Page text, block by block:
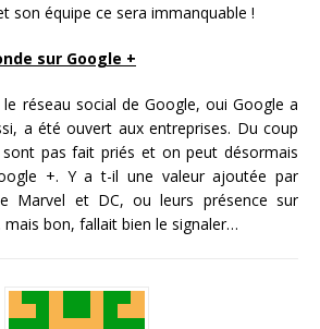
son équipe ce sera immanquable !
sur Google +
réseau social de Google, oui Google a
a été ouvert aux entreprises. Du coup
pas fait priés et on peut désormais
+. Y a t-il une valeur ajoutée par
Marvel et DC, ou leurs présence sur
mais bon, fallait bien le signaler…